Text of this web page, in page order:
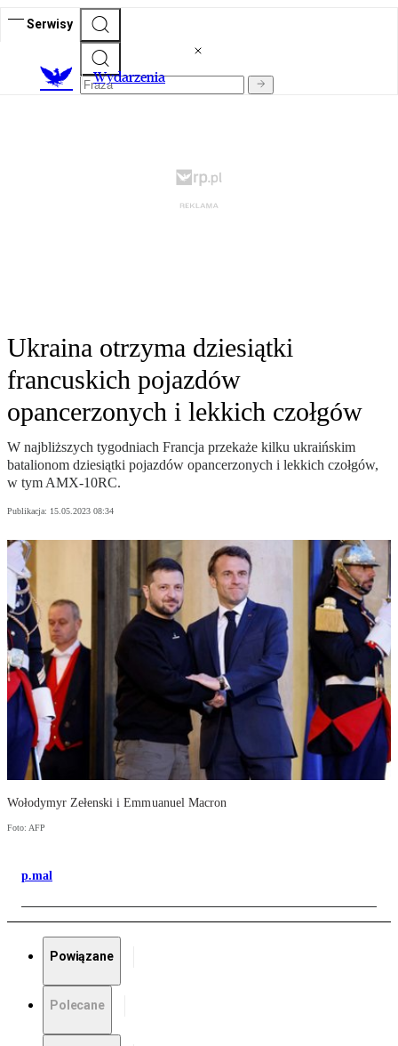
Serwisy
Wydarzenia
Ukraina otrzyma dziesiątki
francuskich pojazdów
opancerzonych i lekkich czołgów
W najbliższych tygodniach Francja przekaże kilku ukraińskim
batalionom dziesiątki pojazdów opancerzonych i lekkich czołgów,
w tym AMX-10RC.
Publikacja: 15.05.2023 08:34
Wołodymyr Zełenski i Emmuanuel Macron
Foto: AFP
p.mal
Powiązane
Polecane